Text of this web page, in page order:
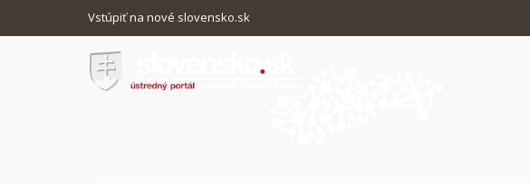
Vstúpiť na nové slovensko.sk